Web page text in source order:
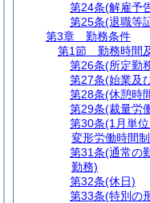
第24条(解雇予
第25条(退職等
第3章
勤務条件
第1節
勤務時間
第26条(所定勤
第27条(始業及
第28条(休憩時
第29条(裁量労
第30条(1月単
変形労働時間
第31条(通常の
勤務)
第32条(休日)
第33条(特別の